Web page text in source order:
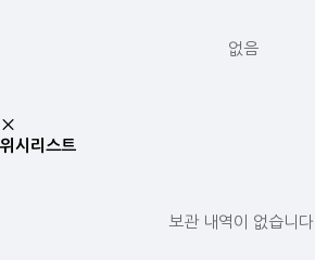
없음
위시리스트
보관 내역이 없습니다.